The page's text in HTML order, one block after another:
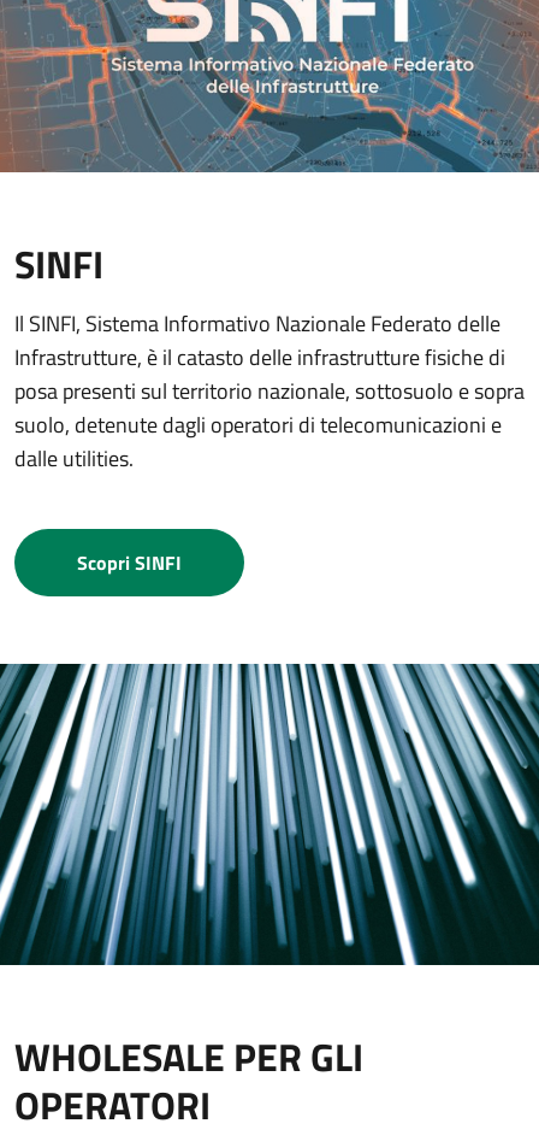
SINFI
Il SINFI, Sistema Informativo Nazionale Federato delle
Infrastrutture, è il catasto delle infrastrutture fisiche di
posa presenti sul territorio nazionale, sottosuolo e sopra
suolo, detenute dagli operatori di telecomunicazioni e
dalle utilities.
Scopri SINFI
WHOLESALE PER GLI
OPERATORI